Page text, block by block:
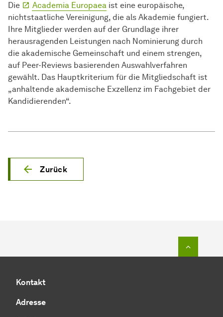
Die Academia Europaea ist eine europäische,
nichtstaatliche Vereinigung, die als Akademie fungiert.
Ihre Mitglieder werden auf der Grundlage ihrer
herausragenden Leistungen nach Nominierung durch
die akademische Gemeinschaft und einem strengen,
auf Peer-Reviews basierenden Auswahlverfahren
gewählt. Das Hauptkriterium für die Mitgliedschaft ist
„anhaltende akademische Exzellenz im Fachgebiet der
Kandidierenden“.
Zurück
Kontakt
Adresse